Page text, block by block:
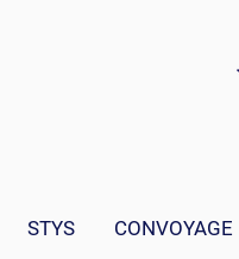
STYS CONVOYAGE